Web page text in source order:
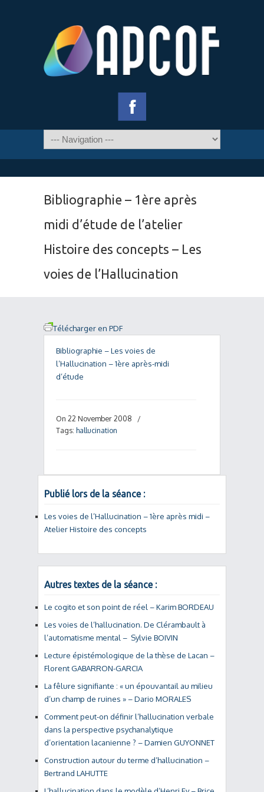
Bibliographie – 1ère après
midi d’étude de l’atelier
Histoire des concepts – Les
voies de l’Hallucination
Télécharger en PDF
Bibliographie – Les voies de
l’Hallucination – 1ère après-midi
d’étude
On 22 November 2008
/
Tags: hallucination
Publié lors de la séance :
Les voies de l’Hallucination – 1ère après midi –
Atelier Histoire des concepts
Autres textes de la séance :
Le cogito et son point de réel – Karim BORDEAU
Les voies de l’hallucination. De Clérambault à
l’automatisme mental – Sylvie BOIVIN
Lecture épistémologique de la thèse de Lacan –
Florent GABARRON-GARCIA
La fêlure signifiante : « un épouvantail au milieu
d’un champ de ruines » – Dario MORALES
Comment peut-on définir l’hallucination verbale
dans la perspective psychanalytique
d’orientation lacanienne ? – Damien GUYONNET
Construction autour du terme d’hallucination –
Bertrand LAHUTTE